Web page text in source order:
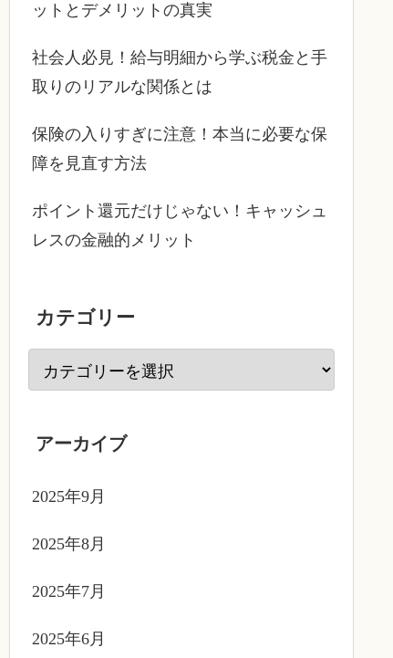
ットとデメリットの真実
社会人必見！給与明細から学ぶ税金と手
取りのリアルな関係とは
保険の入りすぎに注意！本当に必要な保
障を見直す方法
ポイント還元だけじゃない！キャッシュ
レスの金融的メリット
カテゴリー
アーカイブ
2025年9月
2025年8月
2025年7月
2025年6月